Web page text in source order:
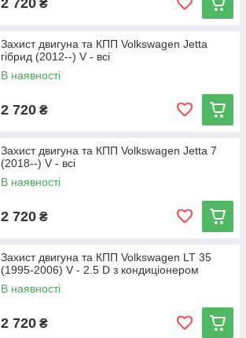
₴
Захист двигуна та КПП Volkswagen Jetta
гібрид (2012--) V - всі
В наявності
2 720 ₴
Захист двигуна та КПП Volkswagen Jetta 7
(2018--) V - всі
В наявності
2 720 ₴
Захист двигуна та КПП Volkswagen LT 35
(1995-2006) V - 2.5 D з кондиціонером
В наявності
2 720 ₴